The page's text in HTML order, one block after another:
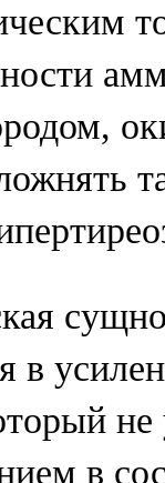
в
не
в